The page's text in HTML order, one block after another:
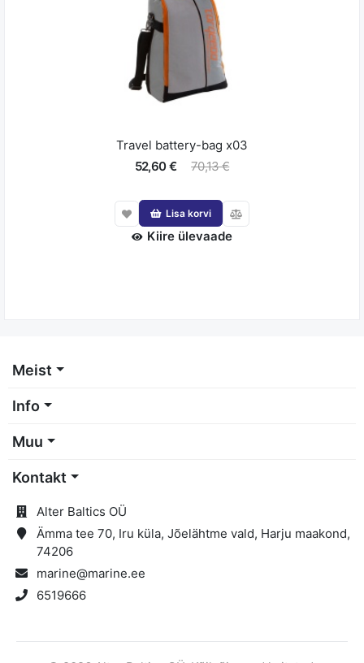
Travel battery-bag x03
52,60 €
70,13 €
Lisa korvi
Kiire ülevaade
Meist
Info
Muu
Kontakt
Alter Baltics OÜ
Ämma tee 70, Iru küla, Jõelähtme vald, Harju maakond,
74206
marine@marine.ee
6519666